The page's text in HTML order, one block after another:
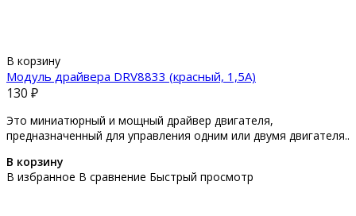
В корзину
Модуль драйвера DRV8833 (красный, 1,5A)
130 ₽
Это миниатюрный и мощный драйвер двигателя,
предназначенный для управления одним или двумя двигателя..
В корзину
В избранное В сравнение Быстрый просмотр